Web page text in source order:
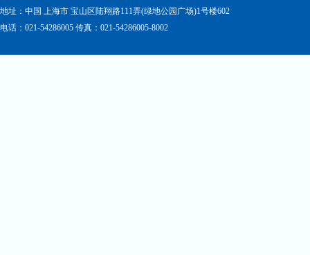
地址：中国 上海市 宝山区陆翔路111弄(绿地公园广场)1号楼602
电话：021-54286005 传真：021-54286005-8002